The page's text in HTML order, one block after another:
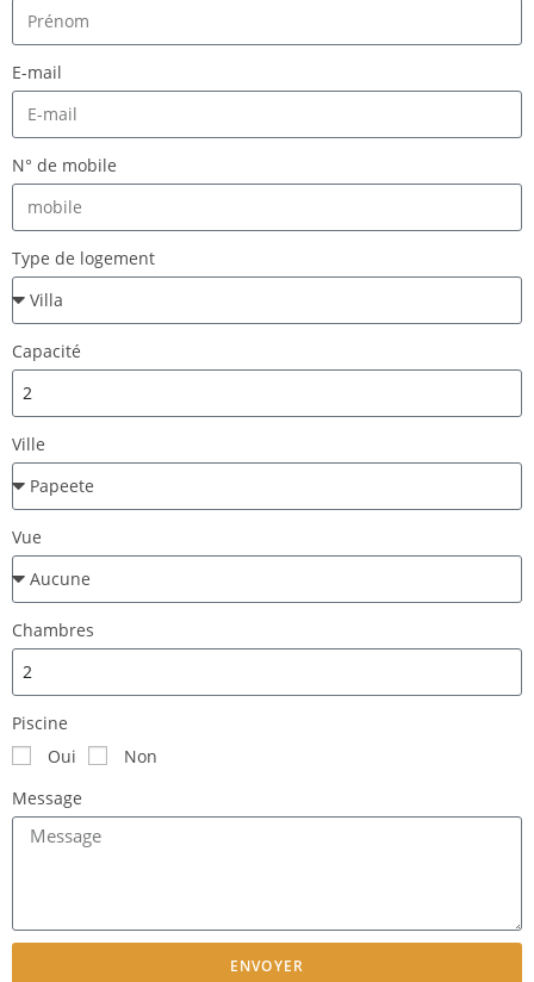
E-mail
N° de mobile
Type de logement
Capacité
Ville
Vue
Chambres
Piscine
Oui
Non
Message
ENVOYER